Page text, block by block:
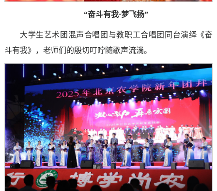
“奋斗有我·梦飞扬”
大学生艺术团混声合唱团与教职工合唱团同台演绎《奋
斗有我》，老师们的殷切叮咛随歌声流淌。